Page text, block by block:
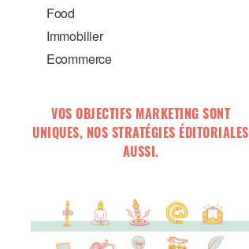
Food
Immobilier
Ecommerce
VOS OBJECTIFS MARKETING SONT
UNIQUES, NOS STRATÉGIES ÉDITORIALES
AUSSI.